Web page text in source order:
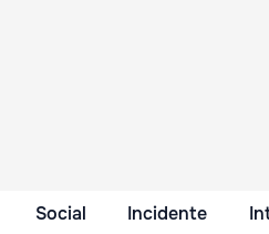
Social Incidente